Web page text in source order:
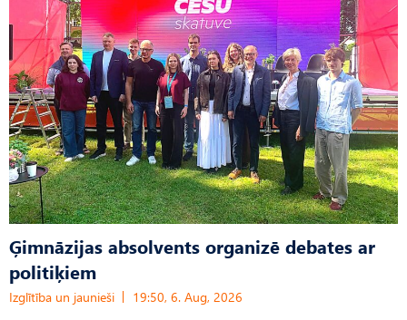
Ģimnāzijas absolvents organizē debates ar
politiķiem
Izglītība un jaunieši 19:50, 6. Aug, 2026